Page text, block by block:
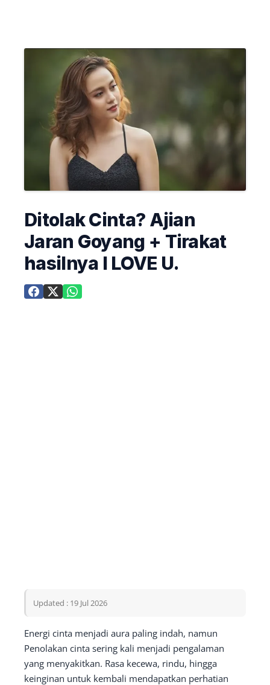
Ditolak Cinta? Ajian
Jaran Goyang + Tirakat
hasilnya I LOVE U.
Updated : 19 Jul 2026
Energi cinta menjadi aura paling indah, namun
Penolakan cinta sering kali menjadi pengalaman
yang menyakitkan. Rasa kecewa, rindu, hingga
keinginan untuk kembali mendapatkan perhatian